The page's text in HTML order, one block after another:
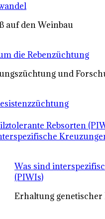
auf den Weinbau
die Rebenzüchtung
und
Rebsorten
Was sind
(PIWIs)
Erhaltung genetischer